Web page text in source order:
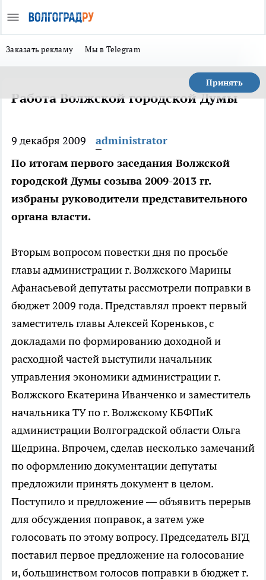
Заказать рекламу Мы в Telegram
Принять
Работа Волжской городской Думы
9 декабря 2009
administrator
По итогам первого заседания Волжской
городской Думы созыва 2009-2013 гг.
избраны руководители представительного
органа власти.
Вторым вопросом повестки дня по просьбе
главы администрации г. Волжского Марины
Афанасьевой депутаты рассмотрели поправки в
бюджет 2009 года. Представлял проект первый
заместитель главы Алексей Кореньков, с
докладами по формированию доходной и
расходной частей выступили начальник
управления экономики администрации г.
Волжского Екатерина Иванченко и заместитель
начальника ТУ по г. Волжскому КБФПиК
администрации Волгоградской области Ольга
Щедрина. Впрочем, сделав несколько замечаний
по оформлению документации депутаты
предложили принять документ в целом.
Поступило и предложение — объявить перерыв
для обсуждения поправок, а затем уже
голосовать по этому вопросу. Председатель ВГД
поставил первое предложение на голосование
и, большинством голосов поправки в бюджет г.